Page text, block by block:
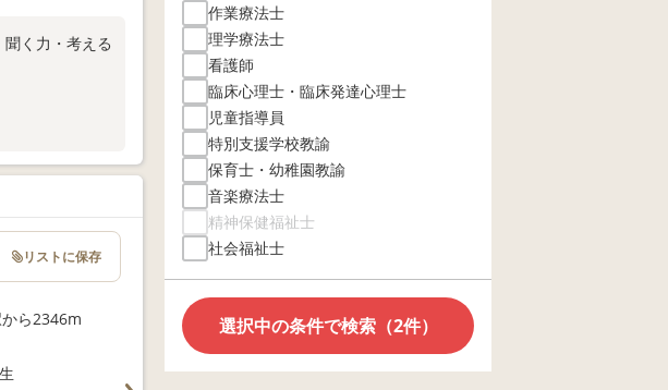
く力・考える
ら2346m
リストに保存
作業療法士
理学療法士
看護師
臨床心理士・臨床発達心理士
児童指導員
特別支援学校教諭
保育士・幼稚園教諭
音楽療法士
精神保健福祉士
社会福祉士
選択中の条件で検索（2件）